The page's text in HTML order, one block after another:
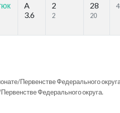
A
3.6
2
2
28
20
Первенстве Федерального
Федерального округа.